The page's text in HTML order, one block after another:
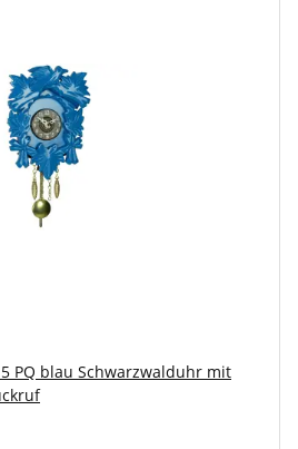
PQ blau Schwarzwalduhr mit